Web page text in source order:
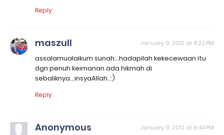
Reply
maszull January 9, 2012 at 8:22 PM
assalamualaikum sunah...hadapilah kekecewaan itu
dgn penuh keimanan ada hikmah di
sebaliknya...insyaAllah..:)
Reply
Anonymous January 9, 2012 at 8:44 PM